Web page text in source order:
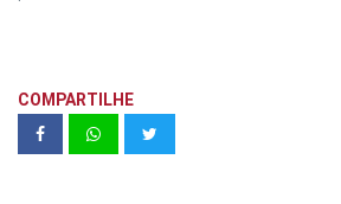
COMPARTILHE
Tour Virtual - Planta C/